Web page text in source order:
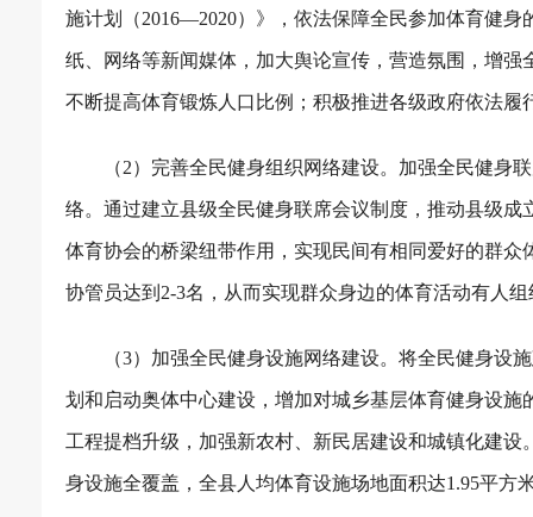
施计划（2016—2020）》，依法保障全民参加体育健
纸、网络等新闻媒体，加大舆论宣传，营造氛围，增
不断提高体育锻炼人口比例；积极推进各级政府依法履
（2）完善全民健身组织网络建设。加强全民健身
络。通过建立县级全民健身联席会议制度，推动县级
体育协会的桥梁纽带作用，实现民间有相同爱好的群
协管员达到 2-3名，从而实现群众身边的体育活动有人组
（3）加强全民健身设施网络建设。将全民健身设
划和启动奥体中心建设，增加对城乡基层体育健身设
工程提档升级，加强新农村、新民居建设和城镇化建
身设施全覆盖，全县人均体育设施场地面积达1.95平方